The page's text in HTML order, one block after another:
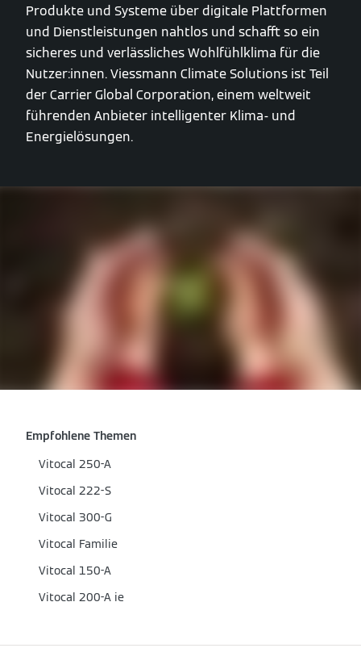
Produkte und Systeme über digitale Plattformen
und Dienstleistungen nahtlos und schafft so ein
sicheres und verlässliches Wohlfühlklima für die
Nutzer:innen. Viessmann Climate Solutions ist Teil
der Carrier Global Corporation, einem weltweit
führenden Anbieter intelligenter Klima- und
Energielösungen.
Empfohlene Themen
Vitocal 250-A
Vitocal 222-S
Vitocal 300-G
Vitocal Familie
Vitocal 150-A
Vitocal 200-A ie